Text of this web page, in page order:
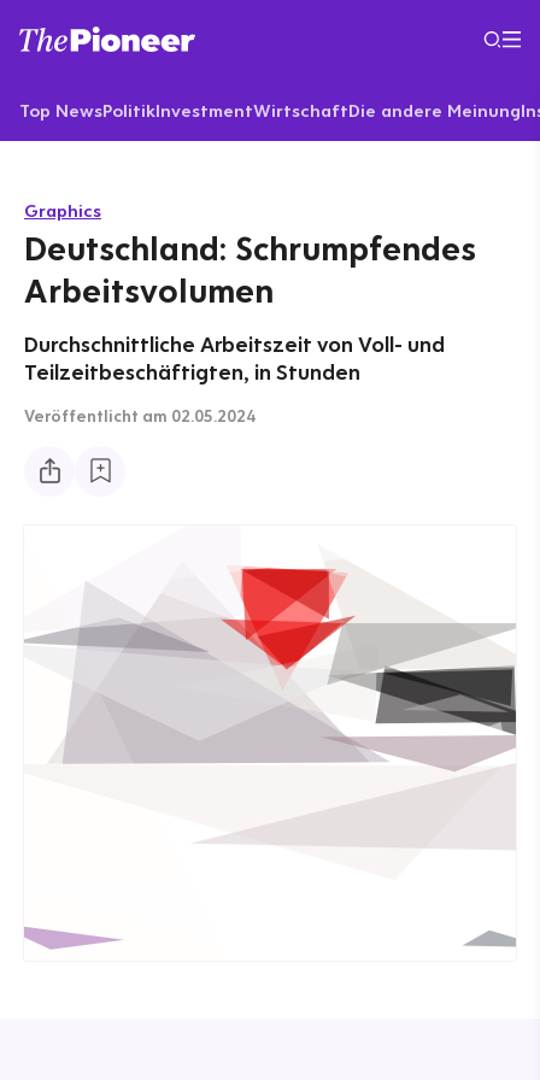
Top NewsPolitikInvestmentWirtschaftDie andere Meinung
Graphics
Deutschland: Schrumpfendes
Arbeitsvolumen
Durchschnittliche Arbeitszeit von Voll- und
Teilzeitbeschäftigten, in Stunden
Veröffentlicht am 02.05.2024